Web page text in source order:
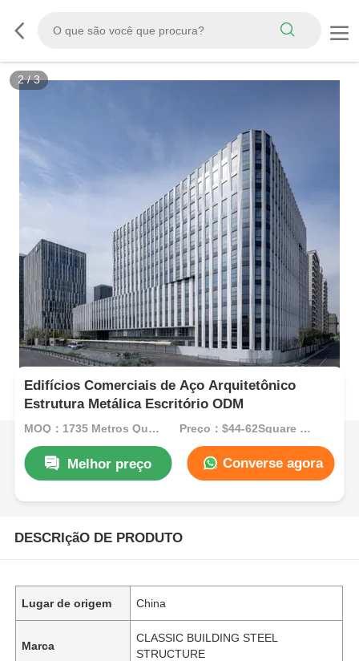
2/3
Edifícios Comerciais de Aço Arquitetônico
Estrutura Metálica Escritório ODM
MOQ：1735 Metros Quadrados Preço：$44-62Square Meters
Melhor preço Converse agora
DESCRIçãO DE PRODUTO
Lugar de origem China
Marca
CLASSIC BUILDING STEEL
STRUCTURE